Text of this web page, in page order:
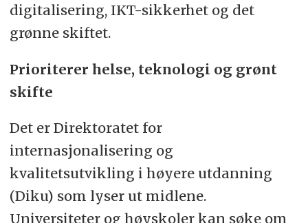
digitalisering, IKT-sikkerhet og det
grønne skiftet.
Prioriterer helse, teknologi og grønt
skifte
Det er Direktoratet for
internasjonalisering og
kvalitetsutvikling i høyere utdanning
(Diku) som lyser ut midlene.
Universiteter og høyskoler kan søke om